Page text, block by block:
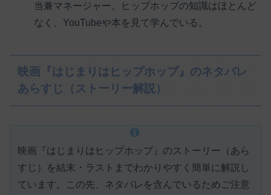
当兼マネージャー。ヒップホップの知識はほとんど
なく、YouTubeや本を見て学んでいる。
映画『はじまりはヒップホップ』のネタバレ
あらすじ（ストーリー解説）
映画『はじまりはヒップホップ』のストーリー（あら
すじ）を結末・ラストまでわかりやすく簡単に解説し
ています。この先、ネタバレを含んでいるためご注意